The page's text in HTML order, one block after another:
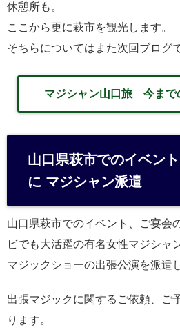
休憩所も。
ここから更に萩市を観光します。
そちらについてはまた次回ブログで
マジシャン山口旅 今まで
山口県萩市でのイベン
に マジシャン派遣
山口県萩市でのイベント、ご宴会
ビでも大活躍の有名女性マジシャ
マジックショーの出張公演を派遣
出張マジックに関するご依頼、ご
ります。